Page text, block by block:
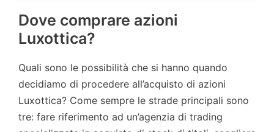
Dove comprare azioni
Luxottica?
Quali sono le possibilità che si hanno quando
decidiamo di procedere all’acquisto di azioni
Luxottica? Come sempre le strade principali sono
tre: fare riferimento ad un’agenzia di trading